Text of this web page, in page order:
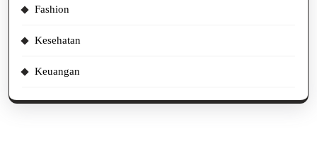
Fashion
Kesehatan
Keuangan